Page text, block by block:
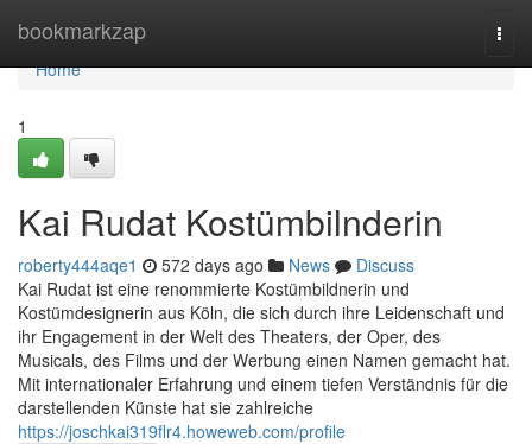
bookmarkzap
Home
Home
1
Kai Rudat Kostümbilnderin
roberty444aqe1 572 days ago News
Discuss
Kai Rudat ist eine renommierte Kostümbildnerin und
Kostümdesignerin aus Köln, die sich durch ihre Leidenschaft und
ihr Engagement in der Welt des Theaters, der Oper, des
Musicals, des Films und der Werbung einen Namen gemacht hat.
Mit internationaler Erfahrung und einem tiefen Verständnis für die
darstellenden Künste hat sie zahlreiche
https://joschkai319flr4.howeweb.com/profile